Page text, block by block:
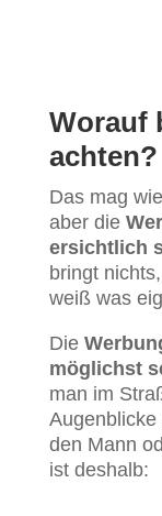
Worauf
achten?
Das mag
aber die
ersichtlich
bringt
weiß was
Die
möglichst
man im
den Mann
ist deshalb: